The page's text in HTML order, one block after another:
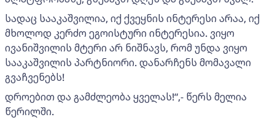
სადაც სააკაშვილია, იქ ქვეყნის ინტერესი არაა, იქ
მხოლოდ კერძო ეგოისტური ინტერესია. ვიყო
ივანიშვილის მტერი არ ნიშნავს, რომ უნდა ვიყო
სააკაშვილის პარტნიორი. დანარჩენს მომავალი
გვაჩვენებს!
დროებით და გამძლეობა ყველას!“,- წერს მელია
წერილში.